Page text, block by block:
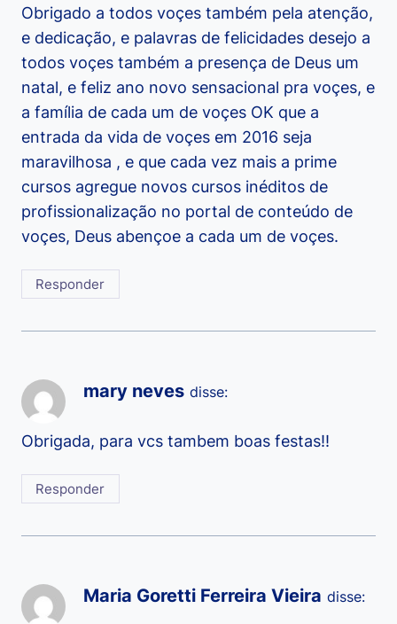
Obrigado a todos voçes também pela atenção,
e dedicação, e palavras de felicidades desejo a
todos voçes também a presença de Deus um
natal, e feliz ano novo sensacional pra voçes, e
a família de cada um de voçes OK que a
entrada da vida de voçes em 2016 seja
maravilhosa , e que cada vez mais a prime
cursos agregue novos cursos inéditos de
profissionalização no portal de conteúdo de
voçes, Deus abençoe a cada um de voçes.
Responder
mary neves disse:
Obrigada, para vcs tambem boas festas!!
Responder
Maria Goretti Ferreira Vieira disse: